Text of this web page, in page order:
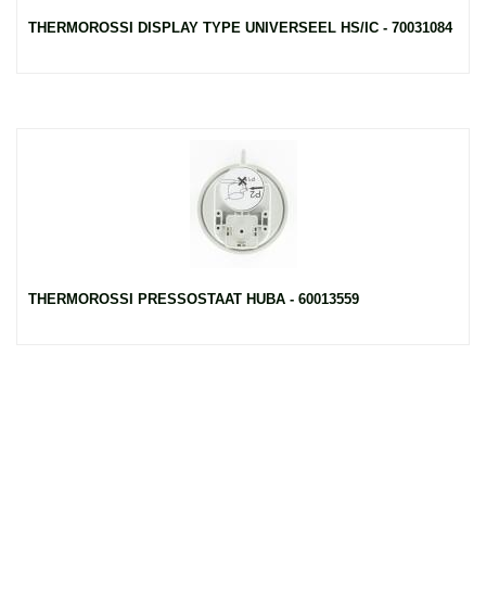
THERMOROSSI DISPLAY TYPE UNIVERSEEL HS/IC - 70031084
THERMOROSSI PRESSOSTAAT HUBA - 60013559